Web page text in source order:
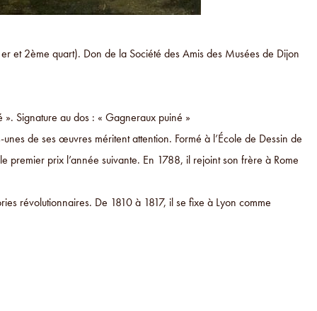
et 2ème quart). Don de la Société des Amis des Musées de Dijon
Signature au dos : « Gagneraux puiné »
de ses œuvres méritent attention. Formé à l’École de Dessin de
prix l’année suivante. En 1788, il rejoint son frère à Rome
révolutionnaires. De 1810 à 1817, il se fixe à Lyon comme